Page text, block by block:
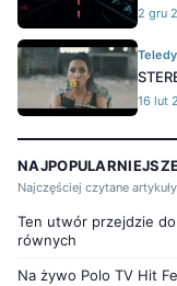
2 gru
16 lut
Najczęściej czytane artykuły
Ten utwór przejdzie
równych
Na żywo Polo TV Hit